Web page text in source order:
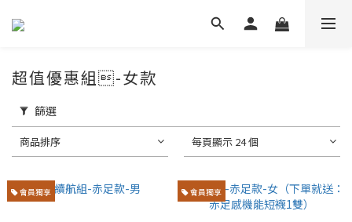
超值優惠組-女款
篩選
商品排序 每頁顯示 24 個
會員獨享 會員獨享